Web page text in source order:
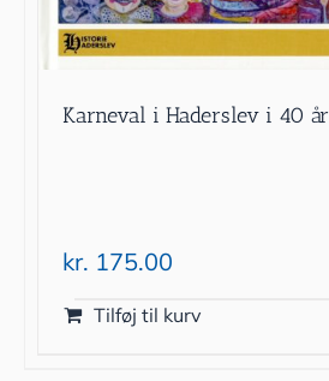
Karneval i Haderslev i 40 år
kr. 175.00
Tilføj til kurv